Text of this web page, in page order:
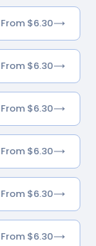
From $6.30
From $6.30
From $6.30
From $6.30
From $6.30
From $6.30